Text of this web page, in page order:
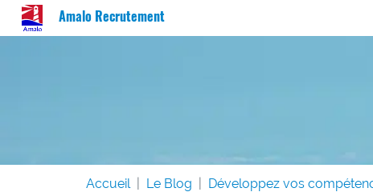
Amalo Recrutement
Accueil Le Blog Développez vos